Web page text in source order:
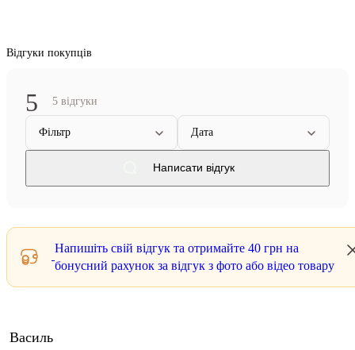
Відгуки покупців
5 5 відгуки
Фільтр Дата
Написати відгук
Напишіть свій відгук та отримайте 40 грн на
бонусний рахунок за відгук з фото або відео товару
Василь